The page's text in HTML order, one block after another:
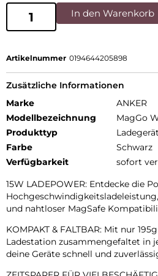
In den Warenkorb
Artikelnummer 0194644205898
Zusätzliche Informationen
Marke
ANKER
Modellbezeichnung
MagGo
Produkttyp
Farbe
Schwarz
Verfügbarkeit
sofort
15W LADEPOWER: Entdecke die
und nahtloser MagSafe
KOMPAKT & FALTBAR: Mit nur
Ladestation zusammengefaltet in
deine Geräte schnell und